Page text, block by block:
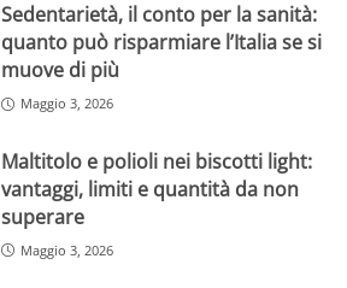
Sedentarietà, il conto per la sanità:
quanto può risparmiare l’Italia se si
muove di più
Maggio 3, 2026
Maltitolo e polioli nei biscotti light:
vantaggi, limiti e quantità da non
superare
Maggio 3, 2026